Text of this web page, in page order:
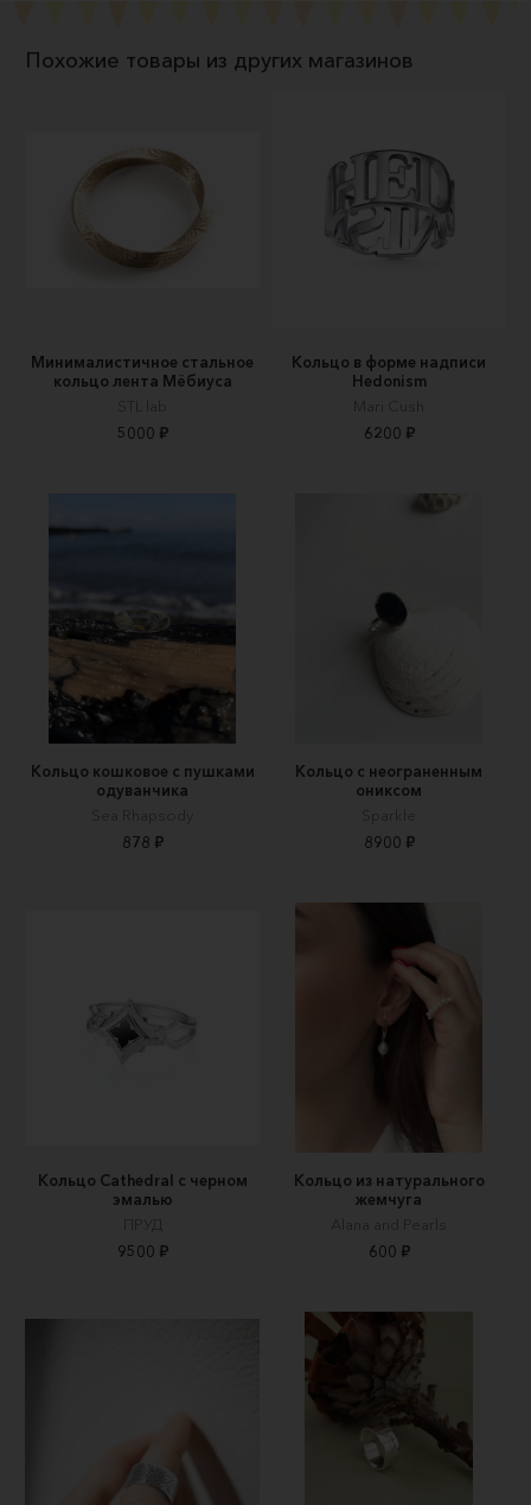
Похожие товары из других магазинов
Минималистичное стальное
кольцо лента Мёбиуса
STL lab
5000 ₽
Кольцо в форме надписи
Hedonism
Mari Cush
6200 ₽
Кольцо кошковое с пушками
одуванчика
Sea Rhapsody
878 ₽
Кольцо с неограненным
ониксом
Sparkle
8900 ₽
Кольцо Cathedral с черном
эмалью
ПРУД
9500 ₽
Кольцо из натурального
жемчуга
Alana and Pearls
600 ₽